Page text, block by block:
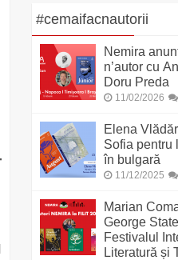
#cemaifacnautorii
Nemira
n’autor cu
Doru Preda
11/02/2026
Elena
Sofia pentru
în bulgară
11/12/2025
Marian
George
Festivalul
Literatură și